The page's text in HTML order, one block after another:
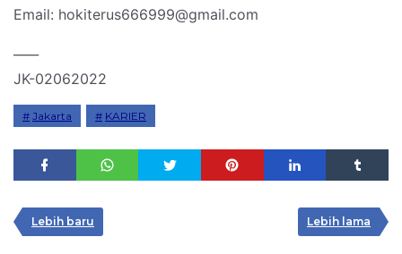
Email: hokiterus666999@gmail.com
JK-02062022
Jakarta KARIER
Lebih baru Lebih lama